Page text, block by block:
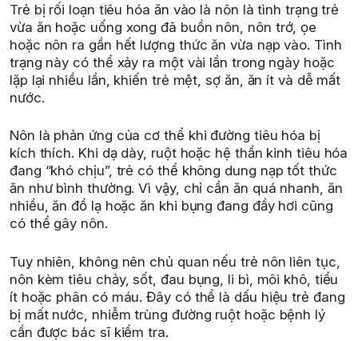
Trẻ bị rối loạn tiêu hóa ăn vào là nôn là tình trạng trẻ
vừa ăn hoặc uống xong đã buồn nôn, nôn trớ, ọe
hoặc nôn ra gần hết lượng thức ăn vừa nạp vào. Tình
trạng này có thể xảy ra một vài lần trong ngày hoặc
lặp lại nhiều lần, khiến trẻ mệt, sợ ăn, ăn ít và dễ mất
nước.
Nôn là phản ứng của cơ thể khi đường tiêu hóa bị
kích thích. Khi dạ dày, ruột hoặc hệ thần kinh tiêu hóa
đang “khó chịu”, trẻ có thể không dung nạp tốt thức
ăn như bình thường. Vì vậy, chỉ cần ăn quá nhanh, ăn
nhiều, ăn đồ lạ hoặc ăn khi bụng đang đầy hơi cũng
có thể gây nôn.
Tuy nhiên, không nên chủ quan nếu trẻ nôn liên tục,
nôn kèm tiêu chảy, sốt, đau bụng, li bì, môi khô, tiểu
ít hoặc phân có máu. Đây có thể là dấu hiệu trẻ đang
bị mất nước, nhiễm trùng đường ruột hoặc bệnh lý
cần được bác sĩ kiểm tra.